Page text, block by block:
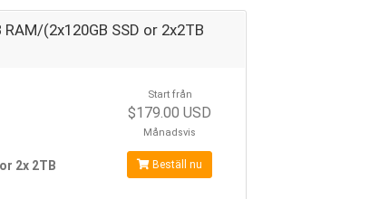
(2x120GB SSD or 2x2TB
2x 2TB
Start från
$179.00 USD
Månadsvis
Beställ nu